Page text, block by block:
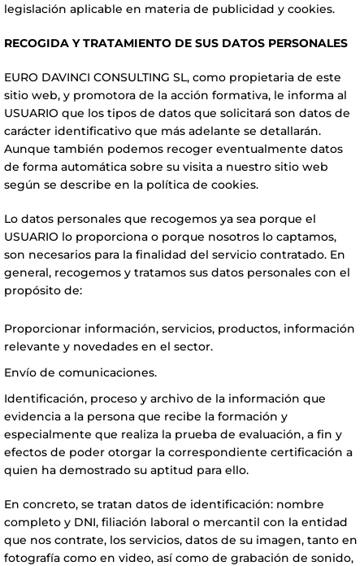
legislación aplicable en materia de publicidad y cookies.
RECOGIDA Y TRATAMIENTO DE SUS DATOS PERSONALES
EURO DAVINCI CONSULTING SL, como propietaria de este
sitio web, y promotora de la acción formativa, le informa al
USUARIO que los tipos de datos que solicitará son datos de
carácter identificativo que más adelante se detallarán.
Aunque también podemos recoger eventualmente datos
de forma automática sobre su visita a nuestro sitio web
según se describe en la política de cookies.
Lo datos personales que recogemos ya sea porque el
USUARIO lo proporciona o porque nosotros lo captamos,
son necesarios para la finalidad del servicio contratado. En
general, recogemos y tratamos sus datos personales con el
propósito de:
Proporcionar información, servicios, productos, información
relevante y novedades en el sector.
Envío de comunicaciones.
Identificación, proceso y archivo de la información que
evidencia a la persona que recibe la formación y
especialmente que realiza la prueba de evaluación, a fin y
efectos de poder otorgar la correspondiente certificación a
quien ha demostrado su aptitud para ello.
En concreto, se tratan datos de identificación: nombre
completo y DNI, filiación laboral o mercantil con la entidad
que nos contrate, los servicios, datos de su imagen, tanto en
fotografía como en video, así como de grabación de sonido,